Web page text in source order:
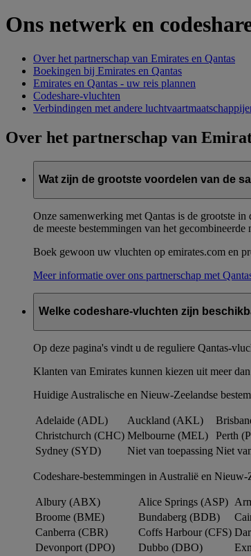
Ons netwerk en
Over het partnerschap van Emirates en Qantas
Boekingen bij Emirates en Qantas
Emirates en Qantas - uw reis plannen
Codeshare-vluchten
Verbindingen met andere
Over het partnerschap van
Wat zijn de grootste voordelen van de
Onze samenwerking met Qantas is de grootste
de meeste bestemmingen van het
Boek gewoon uw vluchten op emirates.com en
Meer informatie over ons partnerschap met
Welke codeshare-vluchten zijn
Op deze pagina's vindt u de reguliere Qantas-
Klanten van Emirates kunnen kiezen uit meer
Huidige Australische en Nieuw-Zeelandse
Adelaide (ADL) Auckland (AKL)
Christchurch (CHC) Melbourne (MEL)
Perth
Sydney (SYD)
Niet van toepassing Niet
Codeshare-bestemmingen in Australië en Nieuw-
Albury (ABX) Alice Springs (ASP)
Broome (BME)
Bundaberg (BDB)
Canberra (CBR)
Coffs Harbour (CFS)
Devonport (DPO)
Dubbo (DBO)